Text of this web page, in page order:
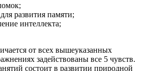
развития памяти;
интеллекта;
от всех вышеуказанных
задействованы все 5 чувств.
состоит в развитии природной